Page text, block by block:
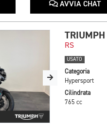
AVVIA CHAT
RS
USATO
Categoria
Hypersport
Cilindrata
765 cc